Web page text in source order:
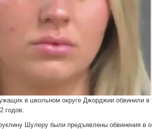
в школьном округе Джорджии обвинили в
годов.
Шулеру были предъявлены обвинения в